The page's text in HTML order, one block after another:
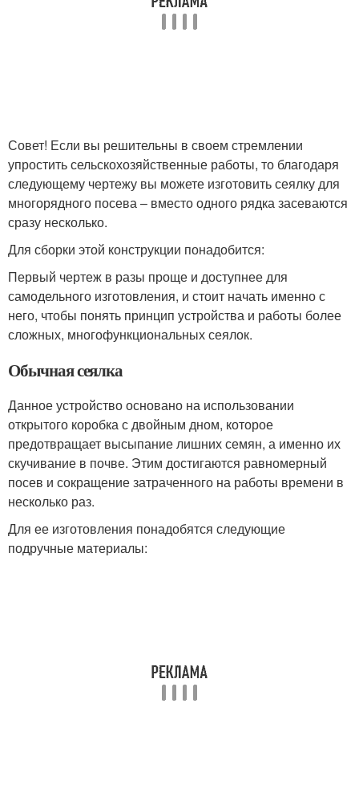
Совет! Если вы решительны в своем стремлении
упростить сельскохозяйственные работы, то благодаря
следующему чертежу вы можете изготовить сеялку для
многорядного посева – вместо одного рядка засеваются
сразу несколько.
Для сборки этой конструкции понадобится:
Первый чертеж в разы проще и доступнее для
самодельного изготовления, и стоит начать именно с
него, чтобы понять принцип устройства и работы более
сложных, многофункциональных сеялок.
Обычная сеялка
Данное устройство основано на использовании
открытого коробка с двойным дном, которое
предотвращает высыпание лишних семян, а именно их
скучивание в почве. Этим достигаются равномерный
посев и сокращение затраченного на работы времени в
несколько раз.
Для ее изготовления понадобятся следующие
подручные материалы: